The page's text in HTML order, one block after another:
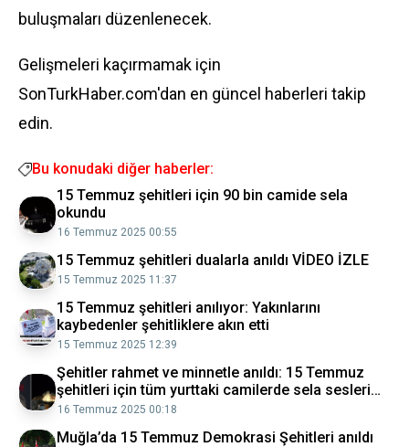
buluşmaları düzenlenecek.
Gelişmeleri kaçırmamak için
SonTurkHaber.com'dan en güncel haberleri takip
edin.
Bu konudaki diğer haberler:
15 Temmuz şehitleri için 90 bin camide sela
okundu
16 Temmuz 2025 00:55
15 Temmuz şehitleri dualarla anıldı VİDEO İZLE
15 Temmuz 2025 11:37
15 Temmuz şehitleri anılıyor: Yakınlarını
kaybedenler şehitliklere akın etti
15 Temmuz 2025 12:39
Şehitler rahmet ve minnetle anıldı: 15 Temmuz
şehitleri için tüm yurttaki camilerde sela sesleri
yükseldi Gündem Haberleri
16 Temmuz 2025 00:18
Muğla’da 15 Temmuz Demokrasi Şehitleri anıldı